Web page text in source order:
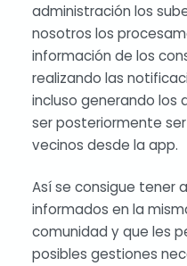
administración los
nosotros los
información de los
realizando las
incluso generando los
ser posteriormente
vecinos desde la app.
Así se consigue tener
informados en la
comunidad y que les
posibles gestiones